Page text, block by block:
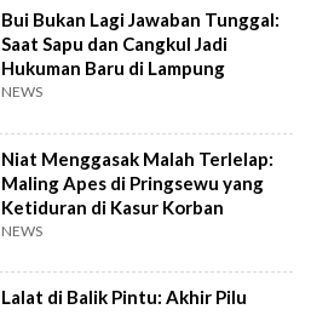
Bui Bukan Lagi Jawaban Tunggal:
Saat Sapu dan Cangkul Jadi
Hukuman Baru di Lampung
NEWS
Niat Menggasak Malah Terlelap:
Maling Apes di Pringsewu yang
Ketiduran di Kasur Korban
NEWS
Lalat di Balik Pintu: Akhir Pilu